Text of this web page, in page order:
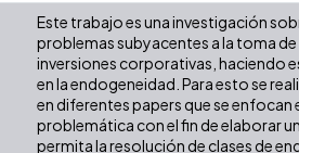
Este trabajo es una investigación
problemas subyacentes a la toma de
inversiones corporativas, haciendo
en la endogeneidad. Para esto se
en diferentes papers que se enfocan
problemática con el fin de elaborar un
permita la resolución de clases de